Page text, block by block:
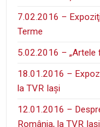
7.02.2016 –
Terme
5.02.2016 – „Artele
18.01.2016 –
la TVR Iaşi
12.01.2016 –
România, la TVR